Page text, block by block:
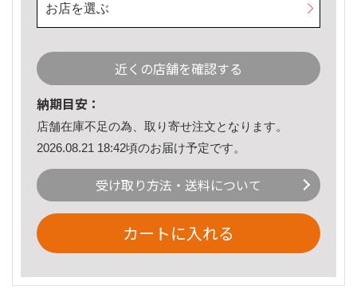
お店を選ぶ
近くの店舗を確認する
納期目安：
店舗在庫不足の為、取り寄せ注文となります。
2026.08.21 18:42頃のお届け予定です。
受け取り方法・送料について
カートに入れる